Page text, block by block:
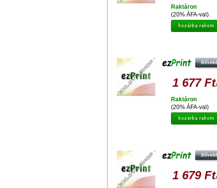
(20% ÁFA-val)
Raktáron
1 677 Ft
(20% ÁFA-val)
Raktáron
1 679 Ft